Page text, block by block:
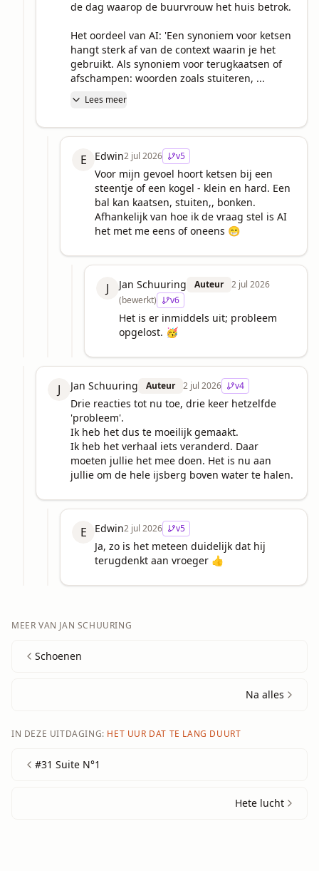
de dag waarop de buurvrouw het huis betrok.
Het oordeel van AI: 'Een synoniem voor ketsen
hangt sterk af van de context waarin je het
gebruikt. Als synoniem voor terugkaatsen of
afschampen: woorden zoals stuiteren, ...
Lees meer
E Edwin2 jul 2026 v5
Voor mijn gevoel hoort ketsen bij een
steentje of een kogel - klein en hard. Een
bal kan kaatsen, stuiten,, bonken.
Afhankelijk van hoe ik de vraag stel is AI
het met me eens of oneens 😁
J Jan Schuuring Auteur
2 jul 2026
(bewerkt)
v6
Het is er inmiddels uit; probleem
opgelost. 🥳
J Jan Schuuring Auteur 2 jul 2026 v4
Drie reacties tot nu toe, drie keer hetzelfde
'probleem'.
Ik heb het dus te moeilijk gemaakt.
Ik heb het verhaal iets veranderd. Daar
moeten jullie het mee doen. Het is nu aan
jullie om de hele ijsberg boven water te halen.
E Edwin2 jul 2026 v5
Ja, zo is het meteen duidelijk dat hij
terugdenkt aan vroeger 👍
MEER VAN JAN SCHUURING
Schoenen
Na alles
IN DEZE UITDAGING: HET UUR DAT TE LANG DUURT
#31 Suite N°1
Hete lucht